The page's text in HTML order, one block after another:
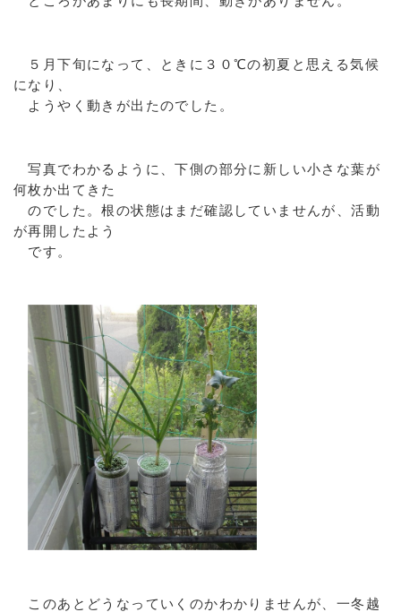
５月下旬になって、ときに３０℃の初夏と思える気候
になり、
ようやく動きが出たのでした。
写真でわかるように、下側の部分に新しい小さな葉が
何枚か出てきた
のでした。根の状態はまだ確認していませんが、活動
が再開したよう
です。
このあとどうなっていくのかわかりませんが、一冬越